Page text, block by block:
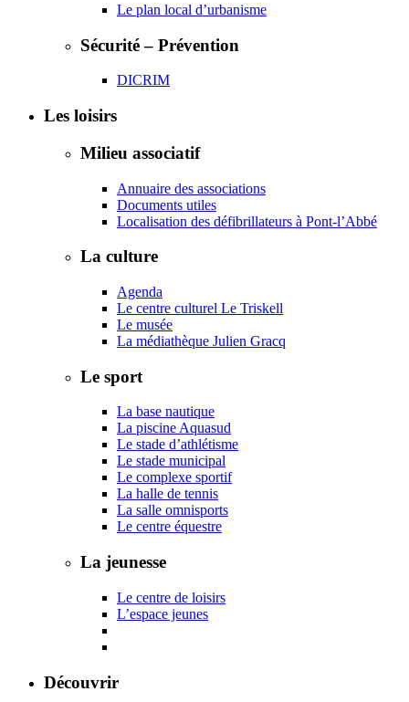
Le plan local d’urbanisme
Sécurité – Prévention
DICRIM
Les loisirs
Milieu associatif
Annuaire des associations
Documents utiles
Localisation des défibrillateurs à Pont-l’Abbé
La culture
Agenda
Le centre culturel Le Triskell
Le musée
La médiathèque Julien Gracq
Le sport
La base nautique
La piscine Aquasud
Le stade d’athlétisme
Le stade municipal
Le complexe sportif
La halle de tennis
La salle omnisports
Le centre équestre
La jeunesse
Le centre de loisirs
L’espace jeunes
Découvrir